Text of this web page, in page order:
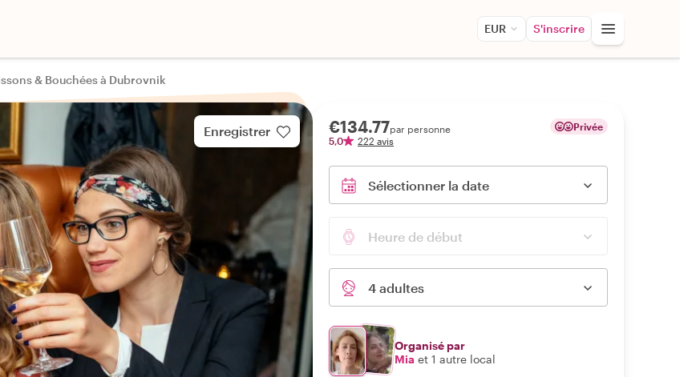
EUR S'inscrire
& Bouchées à Dubrovnik
Enregistrer €134.77par personne
5,0
222 avis
Privée
Sélectionner la date
Heure de début
4 adultes
Organisé par
Mia et 1 autre local